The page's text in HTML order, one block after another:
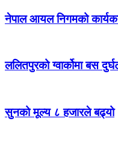
नेपाल आयल निगमको
ललितपुरको ग्वार्कोमा बस
सुनको मूल्य ८ हजारले बढ्यो